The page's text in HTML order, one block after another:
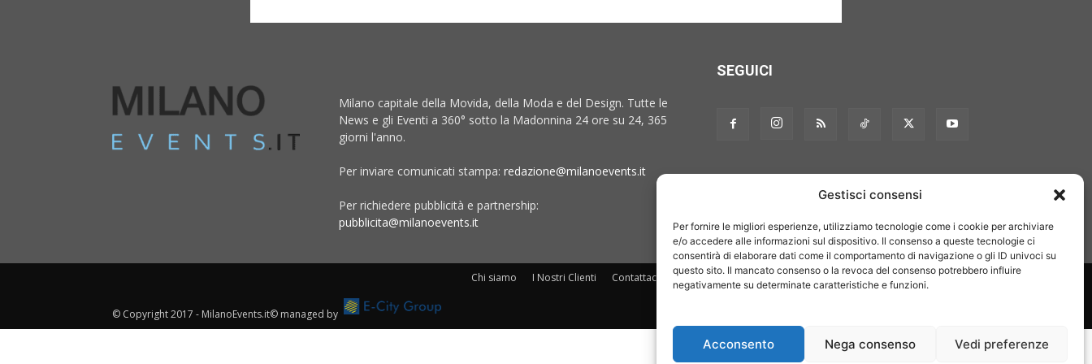
Gestisci consensi
Per fornire le migliori esperienze, utilizziamo tecnologie come i cookie per archiviare
e/o accedere alle informazioni sul dispositivo. Il consenso a queste tecnologie ci
consentirà di elaborare dati come il comportamento di navigazione o gli ID univoci su
questo sito. Il mancato consenso o la revoca del consenso potrebbero influire
negativamente su determinate caratteristiche e funzioni.
Acconsento Nega consenso Vedi preferenze
Milano capitale della Movida, della Moda e del Design. Tutte le
News e gli Eventi a 360° sotto la Madonnina 24 ore su 24, 365
giorni l'anno.
Per inviare comunicati stampa: redazione@milanoevents.it
Per richiedere pubblicità e partnership:
pubblicita@milanoevents.it
SEGUICI
Chi siamo I Nostri Clienti Contattaci Collabora con noi Pubblicità Privacy policy Linee editoriali
© Copyright 2017 - MilanoEvents.it© managed by